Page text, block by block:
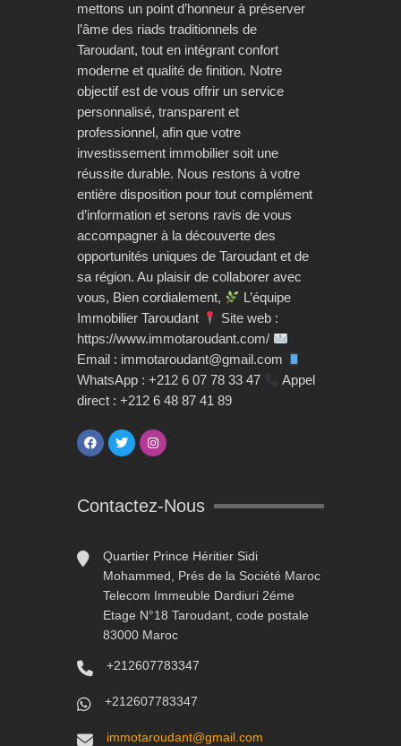
mettons un point d’honneur à préserver
l’âme des riads traditionnels de
Taroudant, tout en intégrant confort
moderne et qualité de finition. Notre
objectif est de vous offrir un service
personnalisé, transparent et
professionnel, afin que votre
investissement immobilier soit une
réussite durable. Nous restons à votre
entière disposition pour tout complément
d’information et serons ravis de vous
accompagner à la découverte des
opportunités uniques de Taroudant et de
sa région. Au plaisir de collaborer avec
vous, Bien cordialement,
L’équipe
Immobilier Taroudant
Site web :
https://www.immotaroudant.com/
Email : immotaroudant@gmail.com
WhatsApp : +212 6 07 78 33 47
Appel
direct : +212 6 48 87 41 89
Contactez-Nous
Quartier Prince Héritier Sidi
Mohammed, Prés de la Société Maroc
Telecom Immeuble Dardiuri 2éme
Etage N°18 Taroudant, code postale
83000 Maroc
+212607783347
+212607783347
immotaroudant@gmail.com